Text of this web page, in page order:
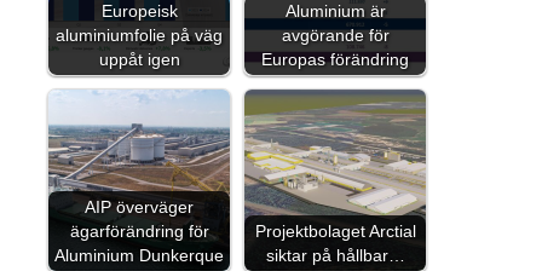
Europeisk
aluminiumfolie på väg
uppåt igen
Aluminium är
avgörande för
Europas förändring
AIP överväger
ägarförändring för
Aluminium Dunkerque
Projektbolaget Arctial
siktar på hållbar…